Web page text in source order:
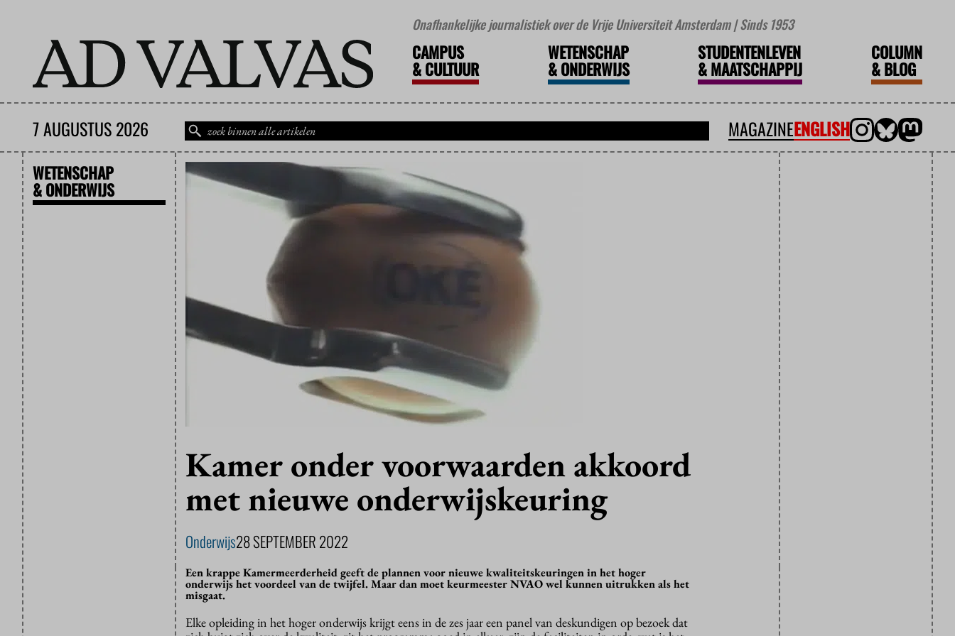
Onafhankelijke journalistiek over de Vrije Universiteit Amsterdam | Sinds 1953
CAMPUS
&CULTUUR
WETENSCHAP
&ONDERWIJS
STUDENTENLEVEN
&MAATSCHAPPIJ
COLUMN
&BLOG
7 AUGUSTUS 2026 MAGAZINEENGLISH
WETENSCHAP
& ONDERWIJS
Kamer onder voorwaarden akkoord
met nieuwe onderwijskeuring
Onderwijs28 SEPTEMBER 2022
Een krappe Kamermeerderheid geeft de plannen voor nieuwe kwaliteitskeuringen in het hoger
onderwijs het voordeel van de twijfel. Maar dan moet keurmeester NVAO wel kunnen uitrukken als het
misgaat.
Elke opleiding in het hoger onderwijs krijgt eens in de zes jaar een panel van deskundigen op bezoek dat